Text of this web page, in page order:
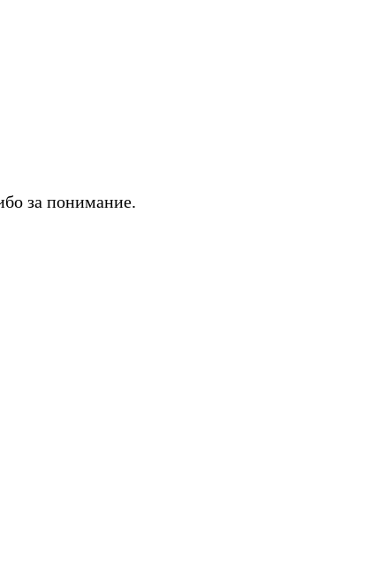
за понимание.